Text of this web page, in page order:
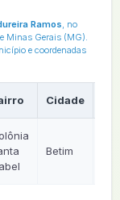
Ramos, no
Minas Gerais (MG).
e coordenadas
Cidade
Betim